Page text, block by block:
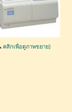
คลิกเพื่อดูภาพขยาย]